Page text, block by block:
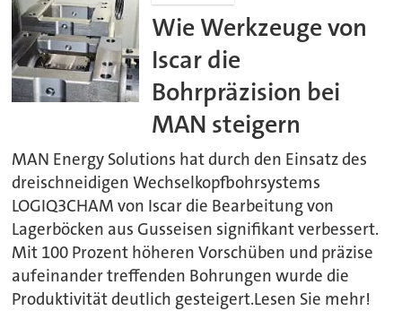
Wie Werkzeuge von
Iscar die
Bohrpräzision bei
MAN steigern
MAN Energy Solutions hat durch den Einsatz des
dreischneidigen Wechselkopfbohrsystems
LOGIQ3CHAM von Iscar die Bearbeitung von
Lagerböcken aus Gusseisen signifikant verbessert.
Mit 100 Prozent höheren Vorschüben und präzise
aufeinander treffenden Bohrungen wurde die
Produktivität deutlich gesteigert.Lesen Sie mehr!